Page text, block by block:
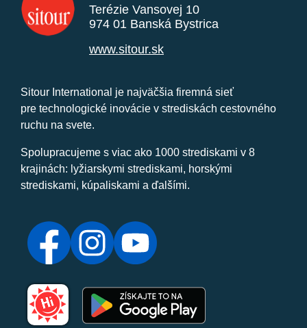
Terézie Vansovej 10
974 01 Banská Bystrica
www.sitour.sk
Sitour International je najväčšia firemná sieť
pre technologické inovácie v strediskách cestovného
ruchu na svete.
Spolupracujeme s viac ako 1000 strediskami v 8
krajinách: lyžiarskymi strediskami, horskými
strediskami, kúpaliskami a ďalšími.